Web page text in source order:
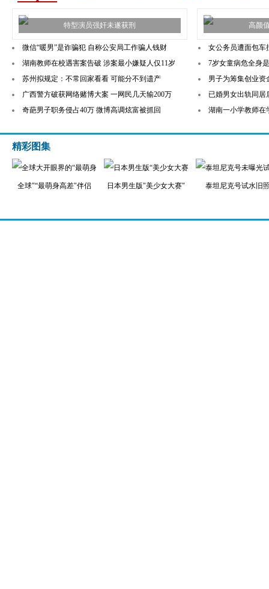
特型演员强奸未遂获刑 高颜
微信“暖男”是诈骗犯 自称公安局工作骗人钱财
湖南教师在校遇害案告破 涉案最小嫌疑人仅11岁
苏州拟规定：不常回家看看 可能分不到遗产
广西警方破获网络赌博大案 一网民几天输200万
奇葩男子职务侵占40万 微博高调炫富被抓回
女公务员遭面包车
7岁女童病危全身是
男子为筹集创业资
已婚男女出轨同居
湖南一小学教师在
精彩图集
全球"“最萌身高差"伴侣 日本男生版"美少女大赛" 泰坦尼克号试水旧